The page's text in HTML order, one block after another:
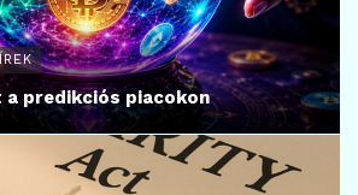
a predikciós piacokon